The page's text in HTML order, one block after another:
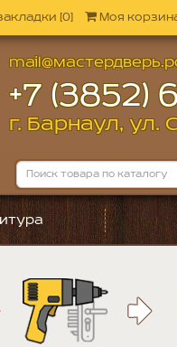
[0] Моя
+7 (3852)
г. Барнаул, ул.